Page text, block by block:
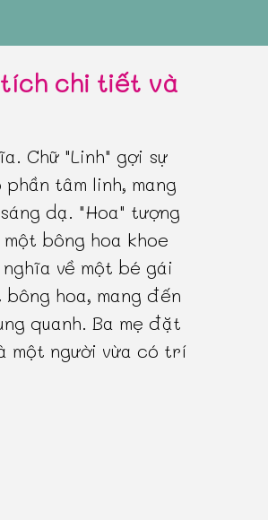
tích chi tiết và
Chữ "Linh" gợi sự
tâm linh, mang
dạ. "Hoa" tượng
bông hoa khoe
về một bé gái
hoa, mang đến
quanh. Ba mẹ đặt
một người vừa có trí